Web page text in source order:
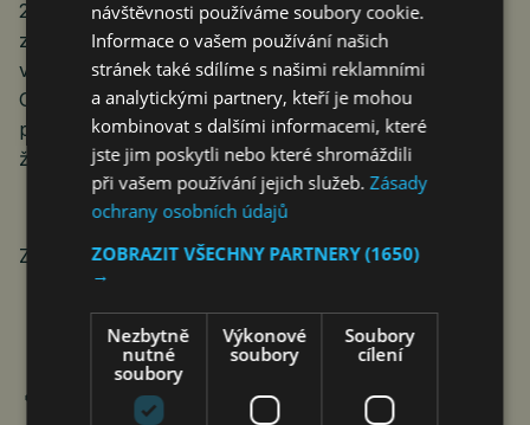
2018 je součástí skupiny Hisense Group, jednoho
z nejvýznamnějších světových hráčů v oblasti inovací
ve spotřební elektronice a domácích spotřebičů.
Gorenje i nadále přináší smart řešení přizpůsobené
potřebám moderních domácností a měnícímu se
životnímu stylu.
Zdroj: Gorenje
návštěvnosti používáme soubory cookie.
Informace o vašem používání našich
stránek také sdílíme s našimi reklamními
a analytickými partnery, kteří je mohou
kombinovat s dalšími informacemi, které
jste jim poskytli nebo které shromáždili
při vašem používání jejich služeb.Zásady
ochrany osobních údajů
ZOBRAZIT VŠECHNY PARTNERY(1650)
→
Nezbytně
nutné
soubory
Výkonové
soubory
Soubory
cílení